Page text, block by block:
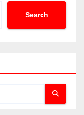
Search